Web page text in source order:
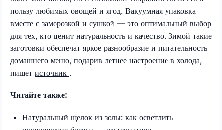
пользу любимых овощей и ягод. Вакуумная упаковка
вместе с заморозкой и сушкой — это оптимальный выбор
для тех, кто ценит натуральность и качество. Зимой такие
заготовки обеспечат яркое разнообразие и питательность
домашнего меню, подарив летнее настроение в холода,
пишет источник .
Читайте также:
Натуральный щелок из золы: как осветлить